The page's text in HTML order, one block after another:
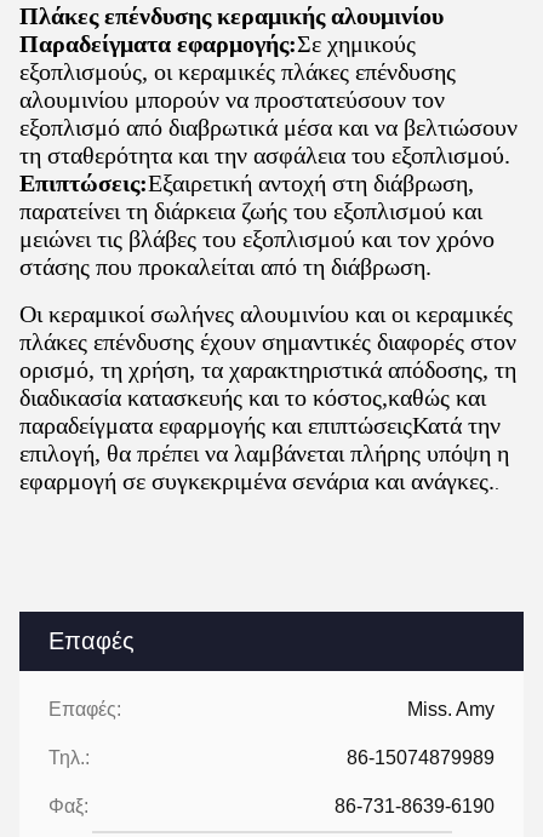
Επαφές
Επαφές: Miss. Amy
Τηλ.: 86-15074879989
Φαξ: 86-731-8639-6190
Πλάκες επένδυσης κεραμικής αλουμινίου
Παραδείγματα εφαρμογής:Σε χημικούς
εξοπλισμούς, οι κεραμικές πλάκες επένδυσης
αλουμινίου μπορούν να προστατεύσουν τον
εξοπλισμό από διαβρωτικά μέσα και να βελτιώσουν
τη σταθερότητα και την ασφάλεια του εξοπλισμού.
Επιπτώσεις:Εξαιρετική αντοχή στη διάβρωση,
παρατείνει τη διάρκεια ζωής του εξοπλισμού και
μειώνει τις βλάβες του εξοπλισμού και τον χρόνο
στάσης που προκαλείται από τη διάβρωση.
Οι κεραμικοί σωλήνες αλουμινίου και οι κεραμικές
πλάκες επένδυσης έχουν σημαντικές διαφορές στον
ορισμό, τη χρήση, τα χαρακτηριστικά απόδοσης, τη
διαδικασία κατασκευής και το κόστος,καθώς και
παραδείγματα εφαρμογής και επιπτώσειςΚατά την
επιλογή, θα πρέπει να λαμβάνεται πλήρης υπόψη η
εφαρμογή σε συγκεκριμένα σενάρια και ανάγκες.